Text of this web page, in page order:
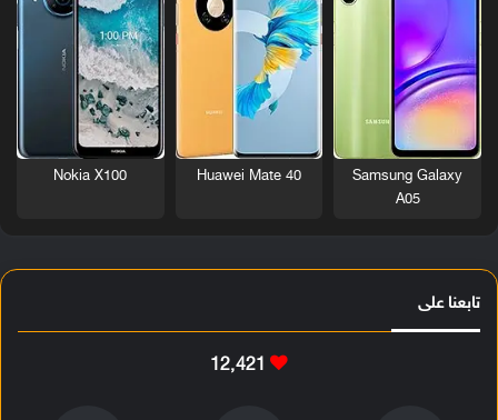
Samsung Galaxy
A05
Huawei Mate 40
Nokia X100
تابعنا على
12٬421